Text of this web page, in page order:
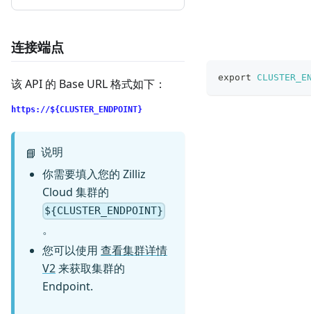
连接端点
该 API 的 Base URL 格式如下：
https://${CLUSTER_ENDPOINT}
📘 说明
你需要填入您的 Zilliz
Cloud 集群的
${CLUSTER_ENDPOINT}
。
您可以使用 查看集群详情
V2来获取集群的
Endpoint.
export